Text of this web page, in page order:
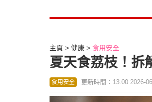
主頁 健康 食用安全
夏天食荔枝！拆
食用安全 更新時間：13:00 2026-